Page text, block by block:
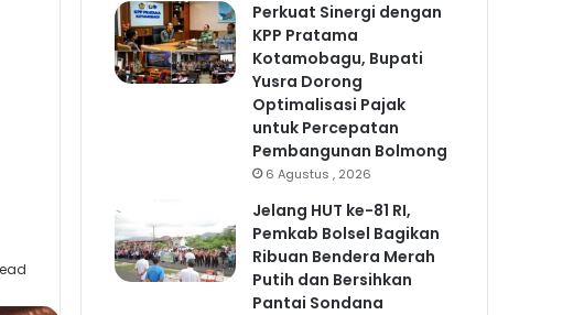
Perkuat Sinergi dengan
KPP Pratama
Kotamobagu, Bupati
Yusra Dorong
Optimalisasi Pajak
untuk Percepatan
Pembangunan Bolmong
6 Agustus , 2026
Jelang HUT ke-81 RI,
Pemkab Bolsel Bagikan
Ribuan Bendera Merah
Putih dan Bersihkan
Pantai Sondana